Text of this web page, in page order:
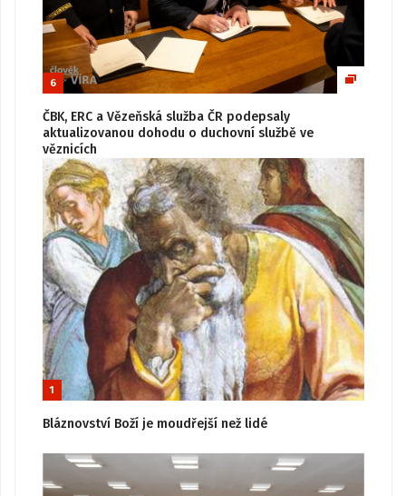
6
ČBK, ERC a Vězeňská služba ČR podepsaly
aktualizovanou dohodu o duchovní službě ve
věznicích
1
Bláznovství Boží je moudřejší než lidé